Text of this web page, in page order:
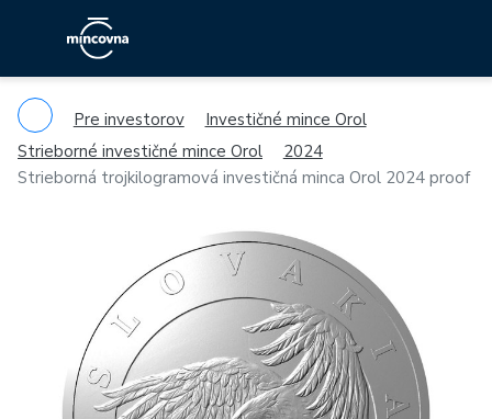
Pre investorov
Investičné mince Orol
Strieborné investičné mince Orol
2024
Strieborná trojkilogramová investičná minca Orol 2024 proof